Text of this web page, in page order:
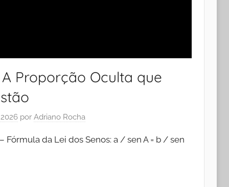
Proporção Oculta que
por Adriano Rocha
Fórmula da Lei dos Senos: a / sen A = b / sen